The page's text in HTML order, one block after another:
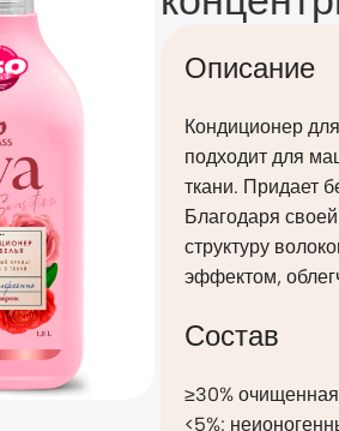
Описание
Кондиционер
подходит для
ткани. Придает
Благодаря
структуру
эффектом,
Состав
≥30%
<5%: